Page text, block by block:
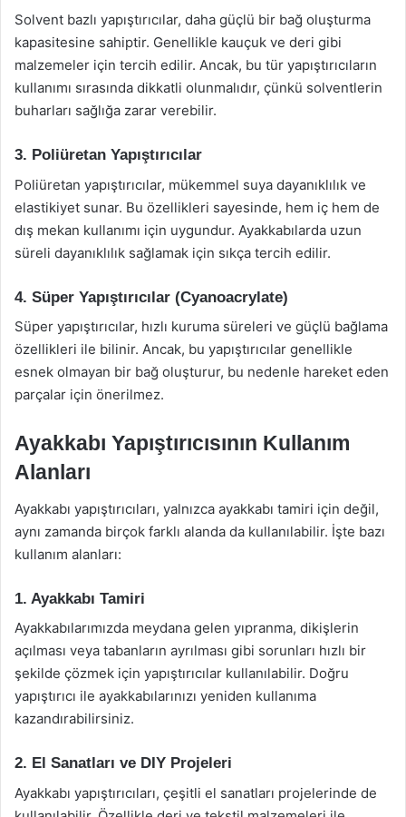
Solvent bazlı yapıştırıcılar, daha güçlü bir bağ oluşturma
kapasitesine sahiptir. Genellikle kauçuk ve deri gibi
malzemeler için tercih edilir. Ancak, bu tür yapıştırıcıların
kullanımı sırasında dikkatli olunmalıdır, çünkü solventlerin
buharları sağlığa zarar verebilir.
3. Poliüretan Yapıştırıcılar
Poliüretan yapıştırıcılar, mükemmel suya dayanıklılık ve
elastikiyet sunar. Bu özellikleri sayesinde, hem iç hem de
dış mekan kullanımı için uygundur. Ayakkabılarda uzun
süreli dayanıklılık sağlamak için sıkça tercih edilir.
4. Süper Yapıştırıcılar (Cyanoacrylate)
Süper yapıştırıcılar, hızlı kuruma süreleri ve güçlü bağlama
özellikleri ile bilinir. Ancak, bu yapıştırıcılar genellikle
esnek olmayan bir bağ oluşturur, bu nedenle hareket eden
parçalar için önerilmez.
Ayakkabı Yapıştırıcısının Kullanım
Alanları
Ayakkabı yapıştırıcıları, yalnızca ayakkabı tamiri için değil,
aynı zamanda birçok farklı alanda da kullanılabilir. İşte bazı
kullanım alanları:
1. Ayakkabı Tamiri
Ayakkabılarımızda meydana gelen yıpranma, dikişlerin
açılması veya tabanların ayrılması gibi sorunları hızlı bir
şekilde çözmek için yapıştırıcılar kullanılabilir. Doğru
yapıştırıcı ile ayakkabılarınızı yeniden kullanıma
kazandırabilirsiniz.
2. El Sanatları ve DIY Projeleri
Ayakkabı yapıştırıcıları, çeşitli el sanatları projelerinde de